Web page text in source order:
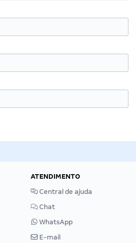
ATENDIMENTO
Central de ajuda
Chat
WhatsApp
E-mail